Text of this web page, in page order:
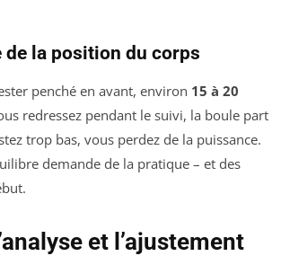
de la position du corps
penché en avant, environ 15 à 20
redressez pendant le suivi, la boule part
trop bas, vous perdez de la puissance.
demande de la pratique – et des
et l’ajustement